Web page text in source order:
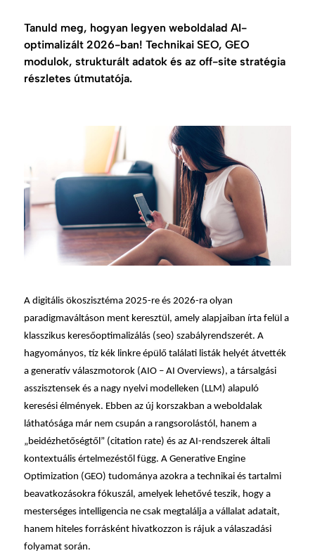
Tanuld meg, hogyan legyen weboldalad AI-
optimalizált 2026-ban! Technikai SEO, GEO
modulok, strukturált adatok és az off-site stratégia
részletes útmutatója.
A digitális ökoszisztéma 2025-re és 2026-ra olyan
paradigmaváltáson ment keresztül, amely alapjaiban írta felül a
klasszikus keresőoptimalizálás (seo) szabályrendszerét. A
hagyományos, tíz kék linkre épülő találati listák helyét átvették
a generatív válaszmotorok (AIO – AI Overviews), a társalgási
asszisztensek és a nagy nyelvi modelleken (LLM) alapuló
keresési élmények. Ebben az új korszakban a weboldalak
láthatósága már nem csupán a rangsorolástól, hanem a
„beidézhetőségtől” (citation rate) és az AI-rendszerek általi
kontextuális értelmezéstől függ. A Generative Engine
Optimization (GEO) tudománya azokra a technikai és tartalmi
beavatkozásokra fókuszál, amelyek lehetővé teszik, hogy a
mesterséges intelligencia ne csak megtalálja a vállalat adatait,
hanem hiteles forrásként hivatkozzon is rájuk a válaszadási
folyamat során.